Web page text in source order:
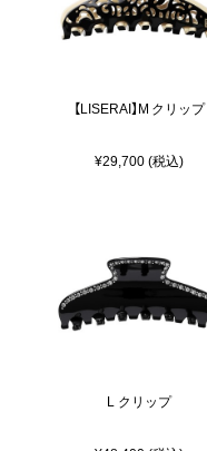
【LISERAI】M クリップ
¥29,700 (税込)
L クリップ